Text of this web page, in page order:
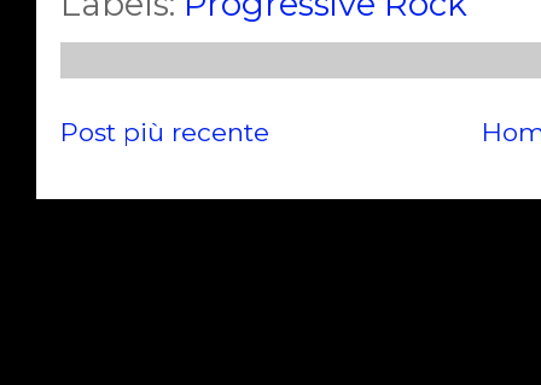
Post più recente